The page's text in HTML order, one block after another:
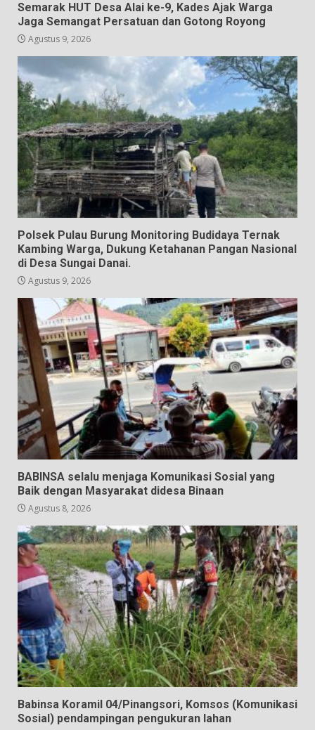
Semarak HUT Desa Alai ke-9, Kades Ajak Warga
Jaga Semangat Persatuan dan Gotong Royong
Agustus 9, 2026
Polsek Pulau Burung Monitoring Budidaya Ternak
Kambing Warga, Dukung Ketahanan Pangan Nasional
di Desa Sungai Danai.
Agustus 9, 2026
BABINSA selalu menjaga Komunikasi Sosial yang
Baik dengan Masyarakat didesa Binaan
Agustus 8, 2026
Babinsa Koramil 04/Pinangsori, Komsos (Komunikasi
Sosial) pendampingan pengukuran lahan